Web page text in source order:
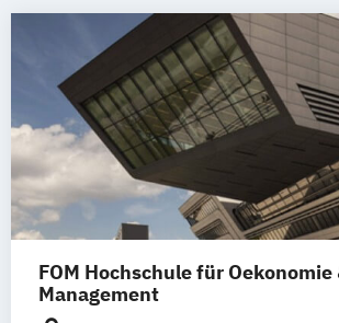
FOM Hochschule für Oekonomie
Management